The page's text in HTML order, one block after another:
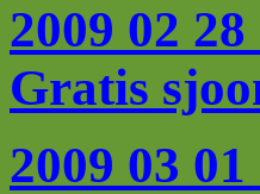
2009 02
Gratis
2009 03